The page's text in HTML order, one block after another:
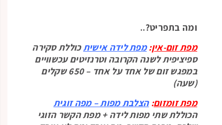
ומה בתפריט?..
מפת זום-אין:מפת לידה אישיתכוללת סקירה
ספיציפית לשנה הקרובה וטרנזיטים עכשוויים
במפגש זום של אחד על אחד – 650 שקלים
(שעה)
מפת זומזום:הצלבת מפות – מפהזוגית
הכוללת שתי מפות לידה + מפת הקשר הזוגי